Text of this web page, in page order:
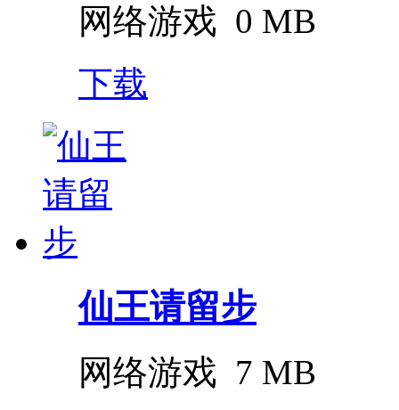
网络游戏 0 MB
下载
仙王请留步
网络游戏 7 MB